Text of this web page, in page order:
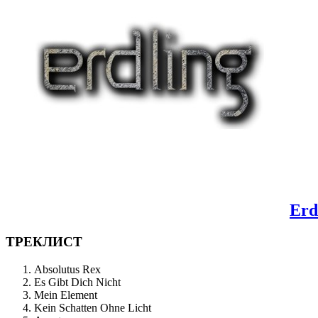
ТРЕКЛИСТ
Absolutus Rex
Es Gibt Dich Nicht
Mein Element
Kein Schatten Ohne Licht